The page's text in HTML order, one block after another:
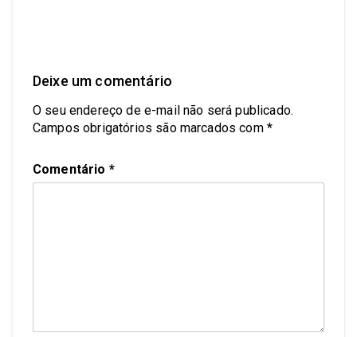
Deixe um comentário
O seu endereço de e-mail não será publicado.
Campos obrigatórios são marcados com *
Comentário *